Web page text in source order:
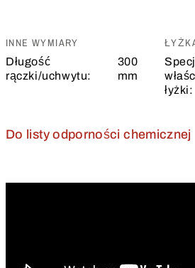
INNE WYMIARY
Długość
rączki/uchwytu:
300
mm
łyżki:
Do listy odporności chemicznej